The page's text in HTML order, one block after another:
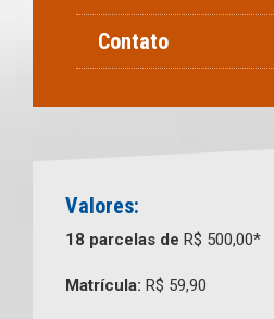
Contato
Valores:
18 parcelas de R$ 500,00*
Matrícula: R$ 59,90